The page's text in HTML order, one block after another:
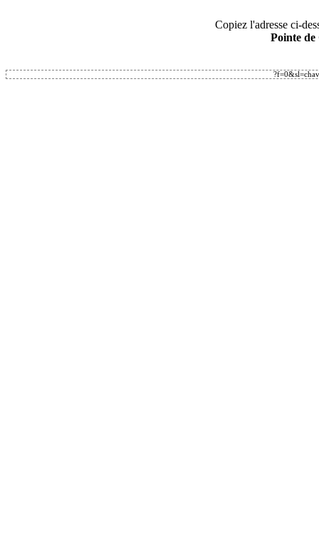
Copiez l'adresse ci-
Pointe de